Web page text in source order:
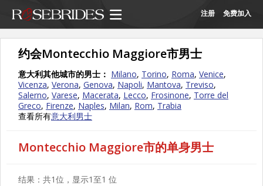
注册 免费加入
约会Montecchio Maggiore市男士
意大利其他城市的男士： Milano, Torino, Roma, Venice,
Vicenza, Verona, Genova, Napoli, Mantova, Treviso,
Salerno, Varese, Macerata, Lecco, Frosinone, Torre del
Greco, Firenze, Naples, Milan, Rom, Trabia
查看所有意大利男士
Montecchio Maggiore市的单身男士
结果：共1位，显示1至1 位